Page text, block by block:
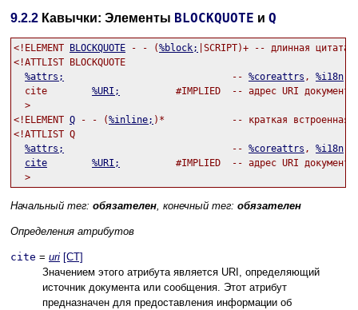
9.2.2 Кавычки: Элементы BLOCKQUOTE и Q
<!ELEMENT BLOCKQUOTE - - (%block;
|SCRIPT)+ -- длинная цитата
<!ATTLIST BLOCKQUOTE
%attrs;
                              --
%coreattrs , %i18n
cite
%URI;
#IMPLIED  -- адрес URI
  >
<!ELEMENT Q - - (%inline; )*            -- краткая встроенная
<!ATTLIST Q
%attrs;
                              --
%coreattrs , %i18n
cite
%URI;
#IMPLIED  -- адрес URI
Начальный тег: обязателен, конечный тег: обязателен
Определения атрибутов
cite = uri [CT]
Значением этого атрибута является URI, определяющий
источник документа или сообщения. Этот атрибут
предназначен для предоставления информации об